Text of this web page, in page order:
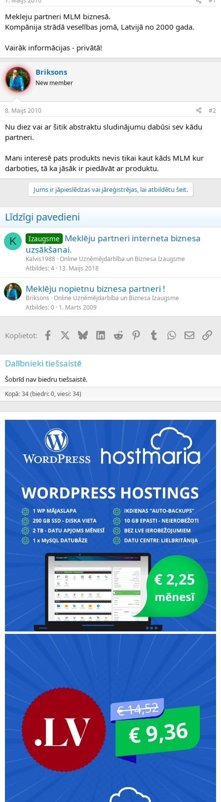
n
u
z
ā
c
ē
j
s
a
u
m
Mekleju partneri MLM biznesā.
Kompānija strādā veselības jomā, Latvijā no 2000 gada.
Vairāk informācijas - privātā!
Briksons
New member
8. Maijs 2010 #2
Nu diez vai ar šitik abstraktu sludinājumu dabūsi sev kādu
partneri.
Mani interesē pats produkts nevis tikai kaut kāds MLM kur
darboties, tā ka jāsāk ir piedāvāt ar produktu.
Jums ir jāpieslēdzas vai jāreģistrējas, lai atbildētu šeit.
Līdzīgi pavedieni
K Izaugsme
Meklēju partneri interneta biznesa
uzsākšanai.
Kalvis1988 Online Uzņēmējdarbība un Biznesa Izaugsme
Atbildes 4 13. Maijs 2018
Meklēju nopietnu biznesa partneri !
Briksons Online Uzņēmējdarbība un Biznesa Izaugsme
Atbildes 0 1. Marts 2009
Koplietot: FacebookX (Twitter)
BlueskyLinkedInReddit PinterestTumblrWhatsApp
E-pasts
Dalībnieki tiešsaistē
Šobrīd nav biedru tiešsaistē.
Kopā: 34 (biedri: 0, viesi: 34)